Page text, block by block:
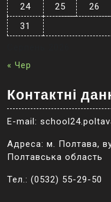
24
25 26
31
« Чер
Контактні
E-mail:
Адреса: м. Полтава,
Полтавська область
Тел.: (0532) 55-29-50